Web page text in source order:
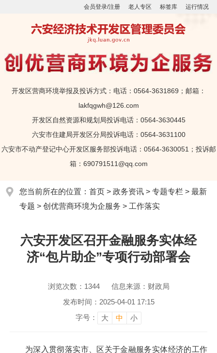
会员登录/注册 老人专区 标签库 运行情况
开发区营商环境举报及投诉方式：电话：0564-3631869；邮箱：
lakfqgwh@126.com
开发区自然资源和规划局投诉电话：0564-3630445
六安市住建局开发区分局投诉电话：0564-3631100
六安市不动产登记中心开发区服务部投诉电话：0564-3630051；投诉邮
箱：690791511@qq.com
您当前所在的位置： 首页 > 政务资讯 > 专题专栏 > 最新
专题 > 创优营商环境为企服务 > 工作落实
六安开发区召开金融服务实体经
济“包片助企”专项行动部署会
浏览次数： 1344
信息来源：财政局
发布时间：2025-04-01 17:15
字号：
大 中 小
为深入贯彻落实市、区关于金融服务实体经济的工作